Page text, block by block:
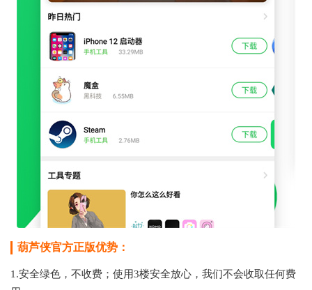
葫芦侠官方正版优势：
1.安全绿色，不收费；使用3楼安全放心，我们不会收取任何费